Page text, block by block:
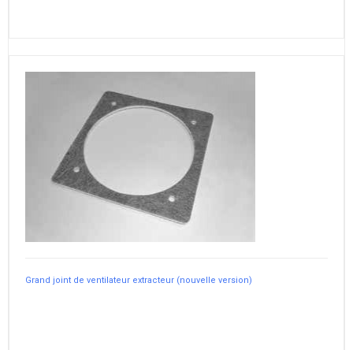
Grand joint de ventilateur extracteur (nouvelle version)